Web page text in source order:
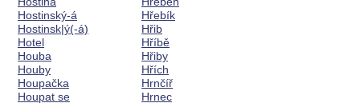
Hostinský-á
Hostinsk|ý(-á)
Hotel
Houba
Houby
Houpačka
Houpat se
Hřebík
Hřib
Hříbě
Hřiby
Hřích
Hrnčíř
Hrnec